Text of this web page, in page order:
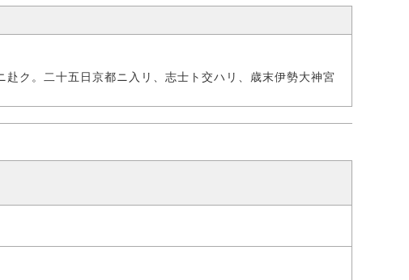
ク。二十五日京都ニ入リ、志士ト交ハリ、歳末伊勢大神宮